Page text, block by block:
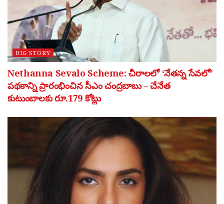
BIG STORY
Nethanna Sevalo Scheme: చీరాలలో ‘నేతన్న సేవలో’
పథకాన్ని ప్రారంభించిన సీఎం చంద్రబాబు – చేనేత
కుటుంబాలకు రూ.179 కోట్లు